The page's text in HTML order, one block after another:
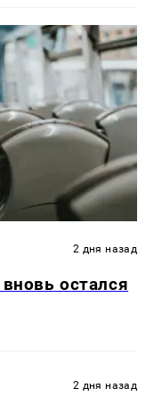
2 дня назад
остался
2 дня назад